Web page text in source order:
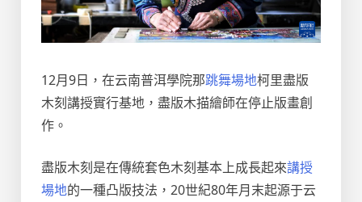
12月9日，在云南普洱學院那跳舞場地柯里盡版
木刻講授實行基地，盡版木描繪師在停止版畫創
作。
盡版木刻是在傳統套色木刻基本上成長起來講授
場地的一種凸版技法，20世紀80年月末起源于云